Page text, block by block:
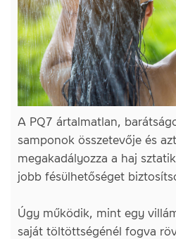
A PQ7 ártalmatlan,
samponok összetevője és
megakadályozza a haj
jobb fésülhetőséget
Úgy működik, mint egy
saját töltöttségénél fogva